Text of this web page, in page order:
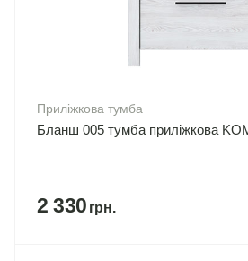
Приліжкова тумба
Бланш 005 тумба приліжкова
2 330